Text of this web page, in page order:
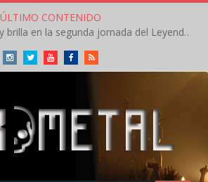
ÚLTIMO CONTENIDO
Crónica: Arch Enemy brilla en la segunda jornada del Leyendas del Rock – Jueves – Agosto 2026
InstagramTwitterYoutubeFacebookRSS